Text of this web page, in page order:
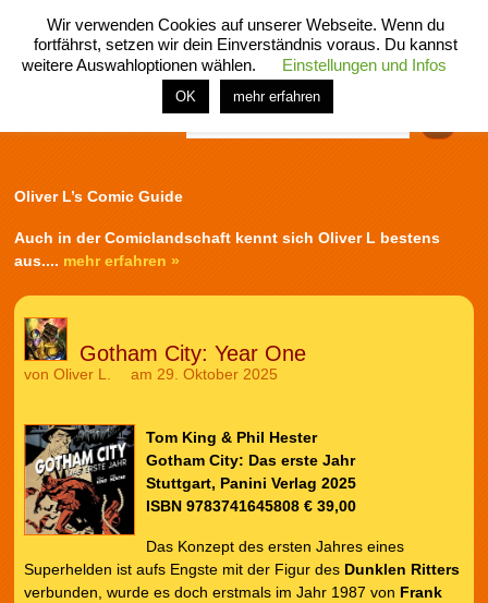
menü
home rubrik buch comic spiel fotos shop
Oliver L’s Comic Guide
Auch in der Comiclandschaft kennt sich Oliver L bestens
aus.... mehr erfahren »
Gotham City: Year One
von Oliver L. am 29. Oktober 2025
Tom King & Phil Hester
Gotham City: Das erste Jahr
Stuttgart, Panini Verlag 2025
ISBN 9783741645808 € 39,00
Das Konzept des ersten Jahres eines
Superhelden ist aufs Engste mit der Figur des Dunklen Ritters
verbunden, wurde es doch erstmals im Jahr 1987 von Frank
Wir verwenden Cookies auf unserer Webseite. Wenn du
fortfährst, setzen wir dein Einverständnis voraus. Du kannst
weitere Auswahloptionen wählen.
Einstellungen und Infos
OK mehr erfahren